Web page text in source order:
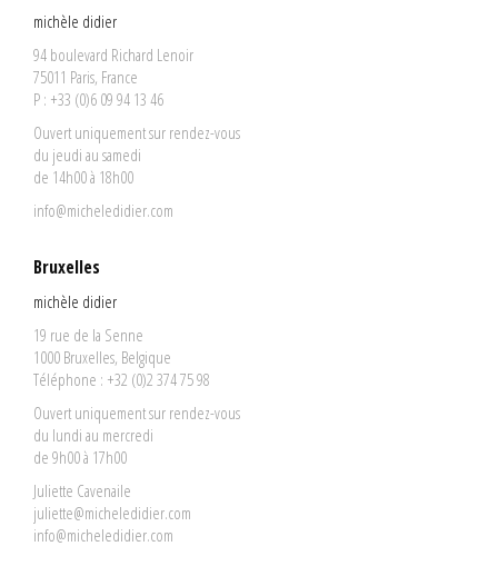
michèle didier
94 boulevard Richard Lenoir
75011 Paris, France
P : +33 (0)6 09 94 13 46
Ouvert uniquement sur rendez-vous
du jeudi au samedi
de 14h00 à 18h00
info@micheledidier.com
Bruxelles
michèle didier
19 rue de la Senne
1000 Bruxelles, Belgique
Téléphone : +32 (0)2 374 75 98
Ouvert uniquement sur rendez-vous
du lundi au mercredi
de 9h00 à 17h00
Juliette Cavenaile
juliette@micheledidier.com
info@micheledidier.com